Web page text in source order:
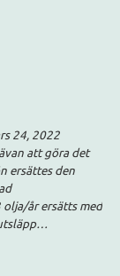
24, 2022
att göra det
ersättes den
år ersätts med